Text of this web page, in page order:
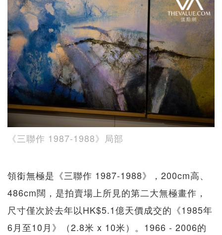
《三聯作 1987-1988》局部
領銜無極是《三聯作 1987-1988》，200cm高、
486cm闊，是拍賣場上所見的第二大無極畫作，
尺寸僅次於去年以HK$5.1億天價成交的《1985年
6月至10月》（2.8米 x 10米）。1966 - 2006的